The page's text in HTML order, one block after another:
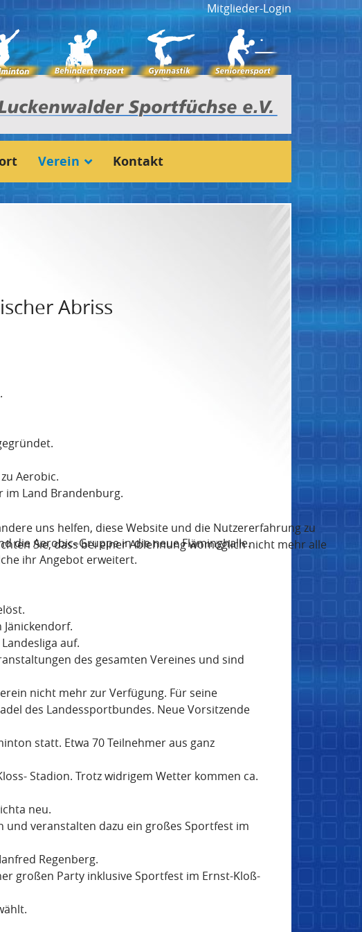
Mitglieder-Login
Verein Kontakt
Abriss
Aerobic.
im Land Brandenburg.
die Aerobic–Gruppe in die neue Fläminghalle.
ihr Angebot erweitert.
auf.
des gesamten Vereines und sind
nicht mehr zur Verfügung. Für seine
des Landessportbundes. Neue Vorsitzende
statt. Etwa 70 Teilnehmer aus ganz
Stadion. Trotz widrigem Wetter kommen ca.
neu.
und veranstalten dazu ein großes Sportfest im
Regenberg.
großen Party inklusive Sportfest im Ernst-Kloß-
uns helfen, diese Website und die Nutzererfahrung zu
Sie, dass bei einer Ablehnung womöglich nicht mehr alle